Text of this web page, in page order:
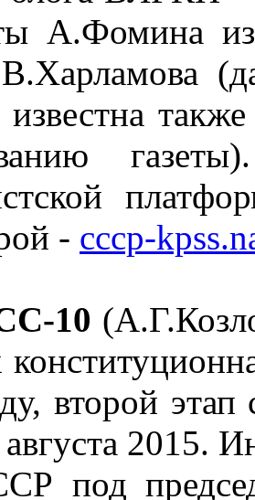
А.Фомина
известна
- cccp-
10
второй
2015.
под